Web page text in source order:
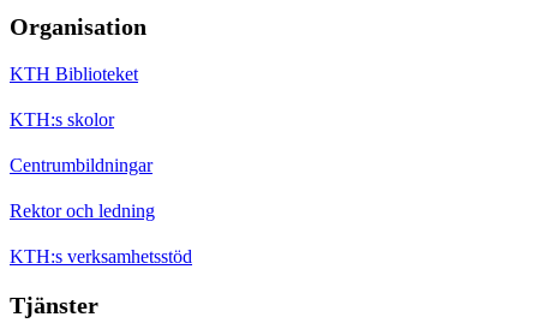
Organisation
KTH Biblioteket
KTH:s skolor
Centrumbildningar
Rektor och ledning
KTH:s verksamhetsstöd
Tjänster